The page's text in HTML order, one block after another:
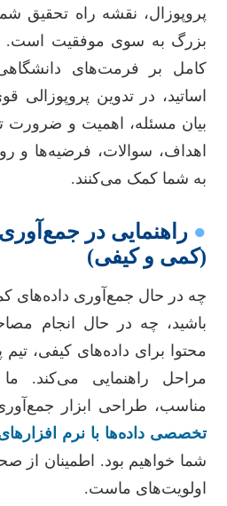
پروپوزال، نقشه راه تحقیق
بزرگ به سوی موفقیت است.
کامل بر فرمت‌های دانشگاهی
اساتید، در تدوین
بیان مسئله، اهمیت و ضرورت
اهداف، سوالات، فرضیه‌ها و
به شما کمک می‌کنند.
● راهنمایی در
(کمی و کیفی)
چه در حال جمع‌آوری داده‌های
باشید، چه در حال انجام
محتوا برای داده‌های کیفی،
مراحل راهنمایی می‌کند. ما
مناسب، طراحی ابزار
تخصصی داده‌ها با نرم
شما خواهیم بود. اطمینان از
اولویت‌های ماست.